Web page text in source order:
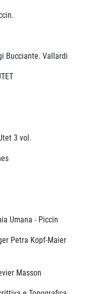
Bucciante. Vallardi
3 vol.
Umana - Piccin
Petra Kopf-Maier
Masson